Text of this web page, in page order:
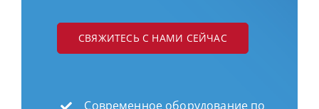
СВЯЖИТЕСЬ С НАМИ СЕЙЧАС
Современное оборудование по